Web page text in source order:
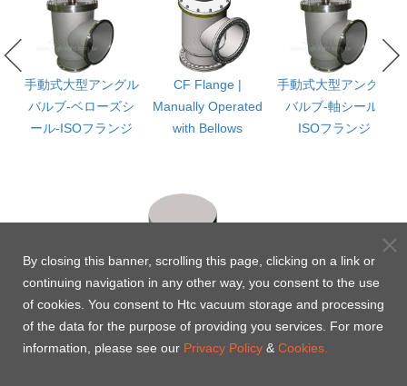
手動式大型アングル
バルブ-ベローズシ
ール-ISOフランジ
CF Flange |
Manually Operated
with Bellows
手動式大型アングル
バルブ-軸シール-
ISOフランジ
By closing this banner, scrolling this page, clicking on a link or
continuing navigation in any other way, you consent to the use
of cookies. You consent to Htc vacuum storage and processing
of the data for the purpose of providing you services. For more
information, please see our Privacy Policy & Cookies.